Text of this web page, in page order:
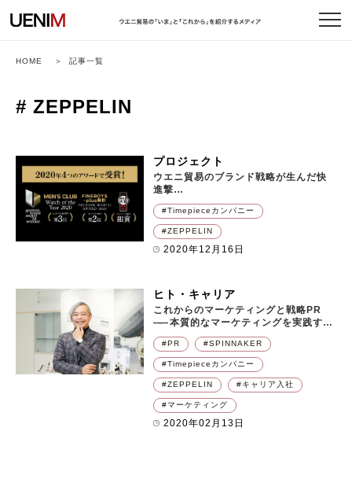
HOME 記事一覧
# ZEPPELIN
プロジェクト
ウエニ貿易のブランド戦略が生んだ快
進撃
―― ZEPPELINが2020年4つのアワード
で受賞！
Timepieceカンパニー
ZEPPELIN
2020年12月16日
ヒト・キャリア
これからのマーケティングと戦略PR
―― 本質的なマーケティングを実践する
ためには？
PR SPINNAKER
Timepieceカンパニー
ZEPPELIN キャリア入社
マーケティング
2020年02月13日